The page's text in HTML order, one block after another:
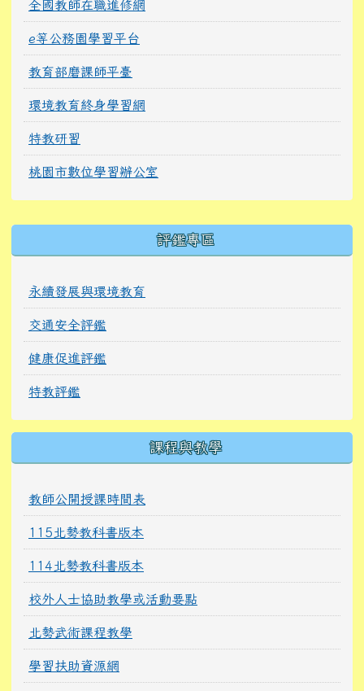
全國教師在職進修網
e等公務園學習平台
教育部磨課師平臺
環境教育終身學習網
特教研習
桃園市數位學習辦公室
評鑑專區
永續發展與環境教育
交通安全評鑑
健康促進評鑑
特教評鑑
課程與教學
教師公開授課時間表
115北勢教科書版本
114北勢教科書版本
校外人士協助教學或活動要點
北勢武術課程教學
學習扶助資源網